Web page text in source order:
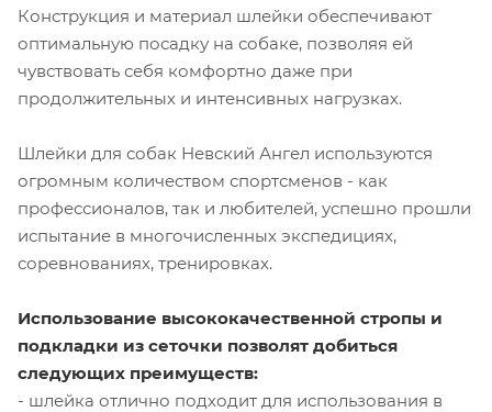
Конструкция и материал шлейки обеспечивают
оптимальную посадку на собаке, позволяя ей
чувствовать себя комфортно даже при
продолжительных и интенсивных нагрузках.
Шлейки для собак Невский Ангел используются
огромным количеством спортсменов - как
профессионалов, так и любителей, успешно прошли
испытание в многочисленных экспедициях,
соревнованиях, тренировках.
Использование высококачественной стропы и
подкладки из сеточки позволят добиться
следующих преимуществ:
- шлейка отлично подходит для использования в